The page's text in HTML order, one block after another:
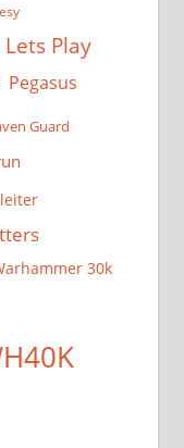
Lets Play
Pegasus
Guard
30k